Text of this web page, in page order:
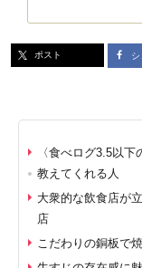
ポスト シ
〈食べログ3.5以下
教えてくれる人
大衆的な飲食店が
店
こだわりの銅板で